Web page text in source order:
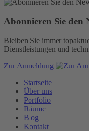
Abonnieren Sie den
Bleiben Sie immer
Dienstleistungen und
Zur Anmeldung
Startseite
Über uns
Portfolio
Räume
Blog
Kontakt